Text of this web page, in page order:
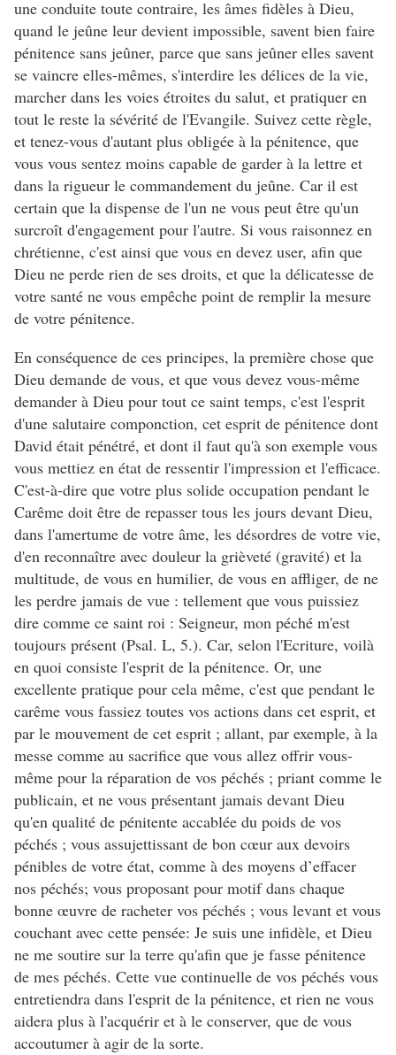
une conduite toute contraire, les âmes fidèles à Dieu,
quand le jeûne leur devient impossible, savent bien faire
pénitence sans jeûner, parce que sans jeûner elles savent
se vaincre elles-mêmes, s'interdire les délices de la vie,
marcher dans les voies étroites du salut, et pratiquer en
tout le reste la sévérité de l'Evangile. Suivez cette règle,
et tenez-vous d'autant plus obligée à la pénitence, que
vous vous sentez moins capable de garder à la lettre et
dans la rigueur le commandement du jeûne. Car il est
certain que la dispense de l'un ne vous peut être qu'un
surcroît d'engagement pour l'autre. Si vous raisonnez en
chrétienne, c'est ainsi que vous en devez user, afin que
Dieu ne perde rien de ses droits, et que la délicatesse de
votre santé ne vous empêche point de remplir la mesure
de votre pénitence.
En conséquence de ces principes, la première chose que
Dieu demande de vous, et que vous devez vous-même
demander à Dieu pour tout ce saint temps, c'est l'esprit
d'une salutaire componction, cet esprit de pénitence dont
David était pénétré, et dont il faut qu'à son exemple vous
vous mettiez en état de ressentir l'impression et l'efficace.
C'est-à-dire que votre plus solide occupation pendant le
Carême doit être de repasser tous les jours devant Dieu,
dans l'amertume de votre âme, les désordres de votre vie,
d'en reconnaître avec douleur la grièveté (gravité) et la
multitude, de vous en humilier, de vous en affliger, de ne
les perdre jamais de vue : tellement que vous puissiez
dire comme ce saint roi : Seigneur, mon péché m'est
toujours présent (Psal. L, 5.). Car, selon l'Ecriture, voilà
en quoi consiste l'esprit de la pénitence. Or, une
excellente pratique pour cela même, c'est que pendant le
carême vous fassiez toutes vos actions dans cet esprit, et
par le mouvement de cet esprit ; allant, par exemple, à la
messe comme au sacrifice que vous allez offrir vous-
même pour la réparation de vos péchés ; priant comme le
publicain, et ne vous présentant jamais devant Dieu
qu'en qualité de pénitente accablée du poids de vos
péchés ; vous assujettissant de bon cœur aux devoirs
pénibles de votre état, comme à des moyens d’effacer
nos péchés; vous proposant pour motif dans chaque
bonne œuvre de racheter vos péchés ; vous levant et vous
couchant avec cette pensée: Je suis une infidèle, et Dieu
ne me soutire sur la terre qu'afin que je fasse pénitence
de mes péchés. Cette vue continuelle de vos péchés vous
entretiendra dans l'esprit de la pénitence, et rien ne vous
aidera plus à l'acquérir et à le conserver, que de vous
accoutumer à agir de la sorte.